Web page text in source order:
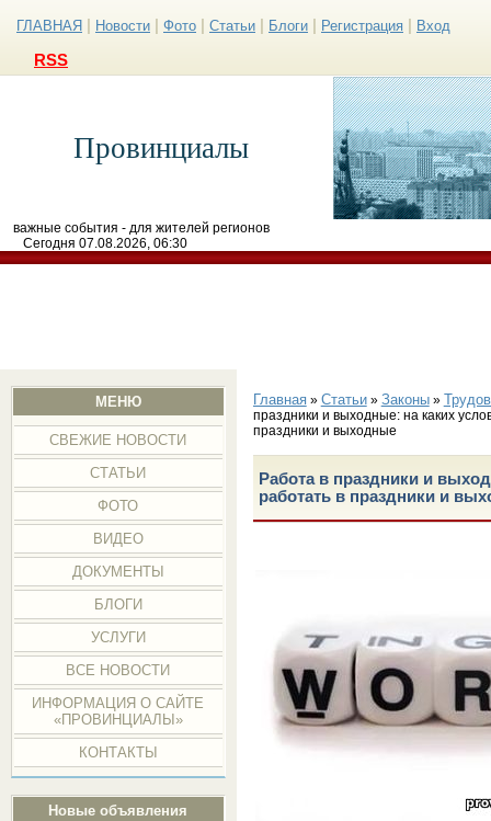
ГЛАВНАЯ Новости Фото Статьи Блоги Регистрация Вход
RSS
Провинциалы
важные события - для жителей регионов
Сегодня 07.08.2026, 06:30
МЕНЮ
СВЕЖИЕ НОВОСТИ
СТАТЬИ
ФОТО
ВИДЕО
ДОКУМЕНТЫ
БЛОГИ
УСЛУГИ
ВСЕ НОВОСТИ
ИНФОРМАЦИЯ О САЙТЕ
«ПРОВИНЦИАЛЫ»
КОНТАКТЫ
Новые объявления
Главная» Статьи» Законы»
праздники и выходные: на каких
праздники и выходные
Работа в праздники и
работать в праздники и